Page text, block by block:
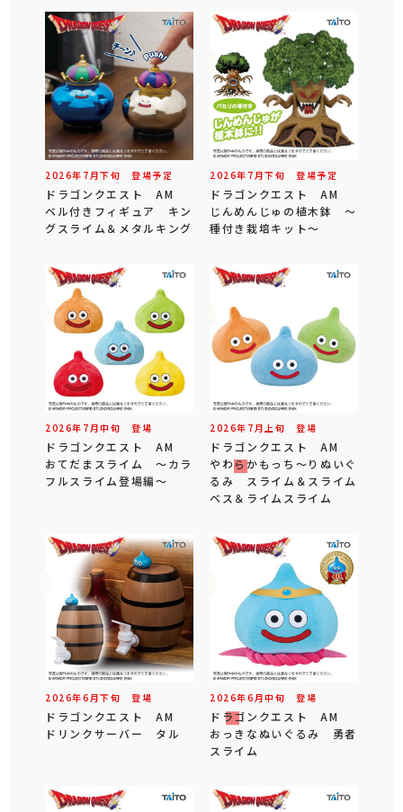
2026年 7 月下旬 登場予定
ドラゴンクエスト AM
ベル付きフィギュア キン
グスライム＆メタルキング
2026年 7 月下旬 登場予定
ドラゴンクエスト AM
じんめんじゅの植木鉢 ～
種付き栽培キット～
2026年 7 月中旬 登場
ドラゴンクエスト AM
おてだまスライム ～カラ
フルスライム登場編～
2026年 7 月 上旬 登場
ドラゴンクエスト AM
やわらかもっち～りぬいぐ
るみ スライム＆スライム
ベス＆ライムスライム
2026年6 月下旬 登場
ドラゴンクエスト AM
ドリンクサーバー タル
2026年6 月中旬 登場
ドラゴンクエスト AM
おっきなぬいぐるみ 勇者
スライム